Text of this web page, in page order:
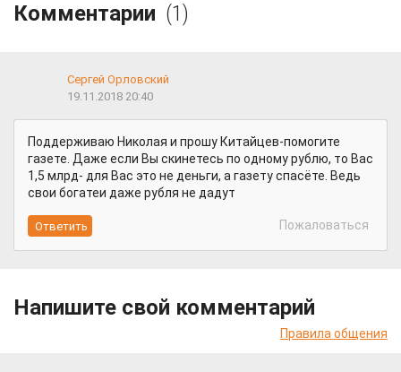
Комментарии (1)
Сергей Орловский
19.11.2018 20:40
Поддерживаю Николая и прошу Китайцев-помогите
газете. Даже если Вы скинетесь по одному рублю, то Вас
1,5 млрд- для Вас это не деньги, а газету спасёте. Ведь
свои богатеи даже рубля не дадут
Пожаловаться
Напишите свой комментарий
Правила общения